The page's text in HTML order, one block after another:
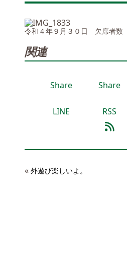
令和４年９月３０日 欠席者数
関連
Share Share
LINE RSS
« 外遊び楽しいよ。